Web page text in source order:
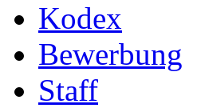
Kodex
Bewerbung
Staff